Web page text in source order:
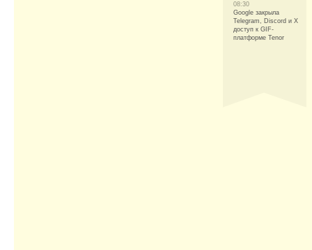
08:30
Google закрыла
Telegram, Discord и Х
доступ к GIF-
платформе Tenor